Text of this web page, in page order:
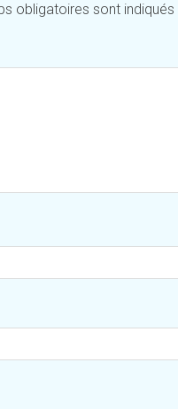
obligatoires sont indiqués